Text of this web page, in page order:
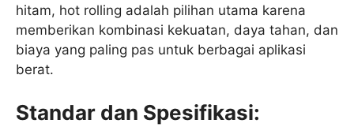
hitam, hot rolling adalah pilihan utama karena
memberikan kombinasi kekuatan, daya tahan, dan
biaya yang paling pas untuk berbagai aplikasi
berat.
Standar dan Spesifikasi: